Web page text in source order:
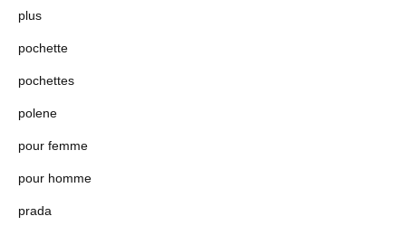
plus
pochette
pochettes
polene
pour femme
pour homme
prada